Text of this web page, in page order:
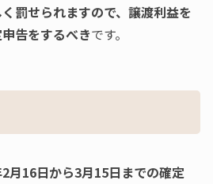
罰せられますので、譲渡利益を
告をするべきです。
月16日から3月15日までの確定